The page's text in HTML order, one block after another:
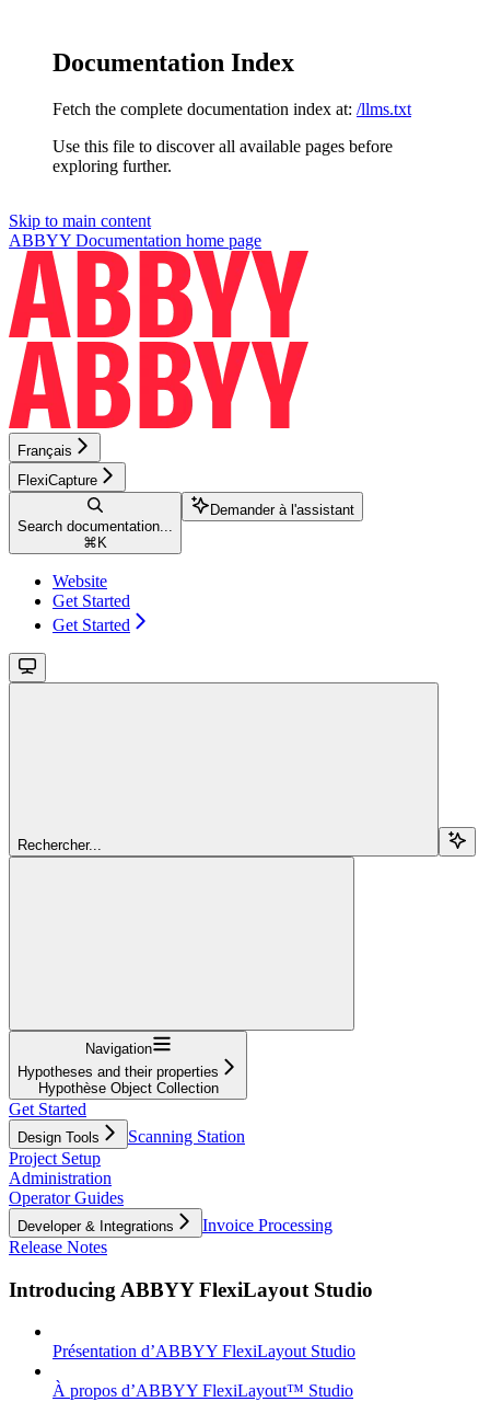
Documentation Index
Fetch the complete documentation index at: /llms.txt
Use this file to discover all available pages before
exploring further.
Skip to main content
ABBYY Documentation home page
Français
FlexiCapture
Search documentation...
⌘ K
Demander à l'assistant
Website
Get Started
Get Started
Rechercher...
Navigation
Hypotheses and their properties
Hypothèse Object Collection
Get Started
Design Tools
Scanning Station
Project Setup
Administration
Operator Guides
Developer & Integrations
Invoice Processing
Release Notes
Introducing ABBYY FlexiLayout Studio
Présentation d’ABBYY FlexiLayout Studio
À propos d’ABBYY FlexiLayout™ Studio